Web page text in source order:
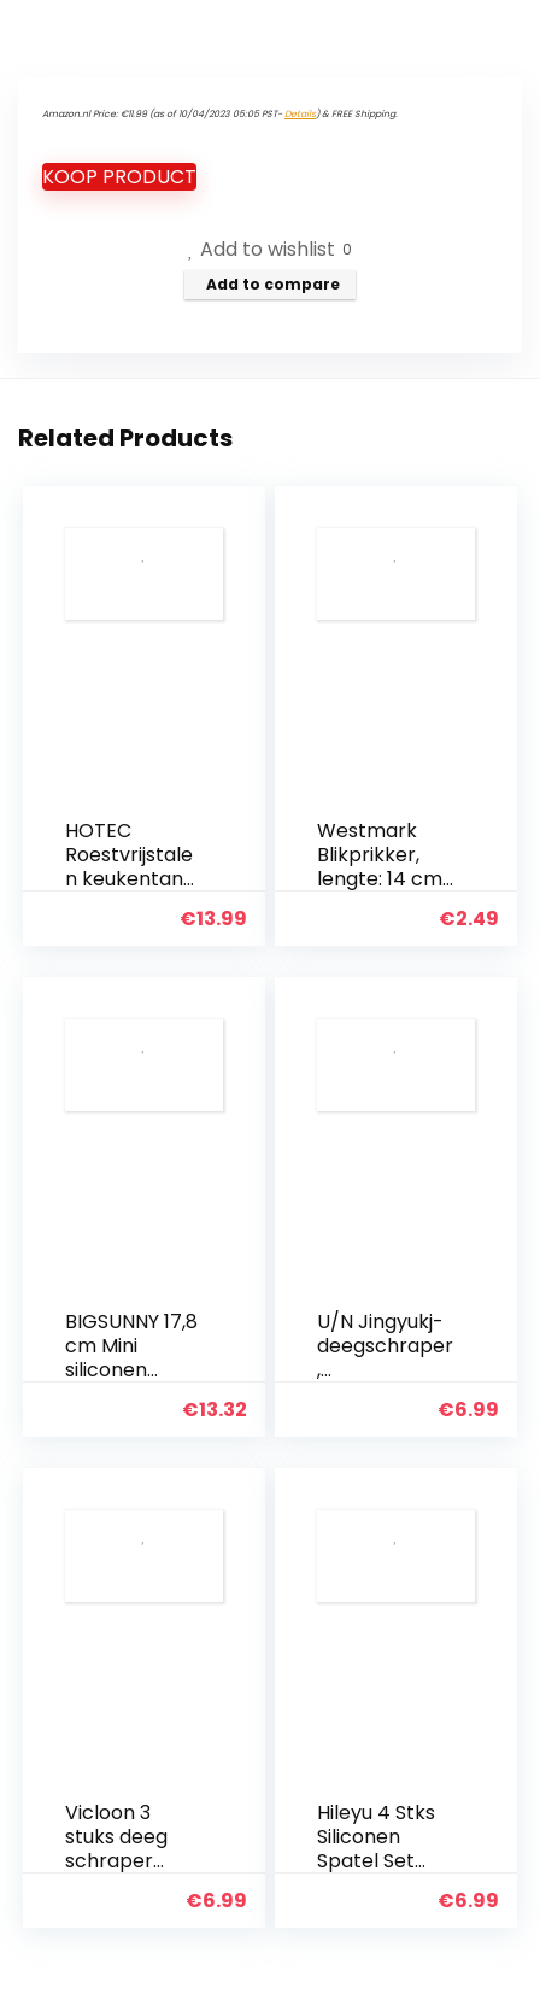
Amazon.nl Price: €11.99(as of 10/04/2023 05:05 PST-Details)&FREE Shipping.
KOOP PRODUCT
Add to wishlist 0
Add to compare
Related Products
HOTEC
Roestvrijstale
n keukentang
inch en 12 inch
€13.99
Westmark
Blikprikker,
lengte: 14 cm,
staal/kunststo
€2.49
BIGSUNNY 17,8
cm Mini
siliconen
€13.32
U/N Jingyukj-
deegschraper
,
, deegsnijder,
deegspatel,
€6.99
Vicloon 3
stuks deeg
schraper
€6.99
Hileyu 4 Stks
Siliconen
Spatel Set
€6.99